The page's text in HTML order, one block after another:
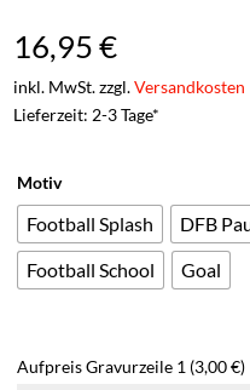
16,95€
inkl. MwSt. zzgl.Versandkosten
Lieferzeit: 2-3 Tage*
Motiv
Football Splash DFB
Football School
Goal
Aufpreis Gravurzeile 1 (3,00 €)